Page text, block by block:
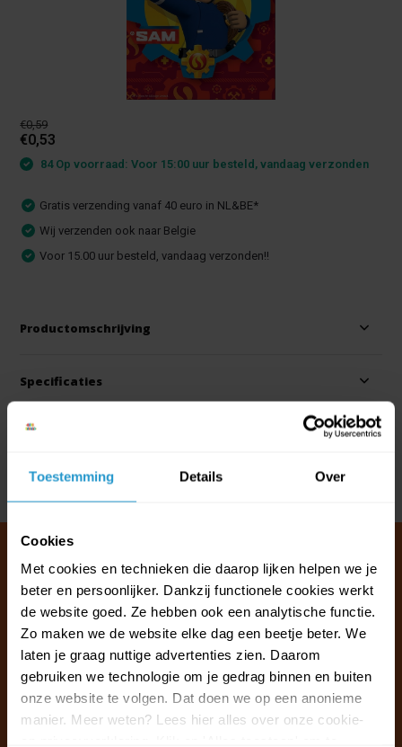
Toestemming Details Over
Cookies
Met cookies en technieken die daarop lijken helpen we je
beter en persoonlijker. Dankzij functionele cookies werkt
de website goed. Ze hebben ook een analytische functie.
Zo maken we de website elke dag een beetje beter. We
laten je graag nuttige advertenties zien. Daarom
gebruiken we technologie om je gedrag binnen en buiten
onze website te volgen. Dat doen we op een anonieme
manier. Meer weten? Lees hier alles over onze cookie-
€0,59
€0,53
84 Op voorraad: Voor 15:00 uur besteld, vandaag verzonden
Gratis verzending vanaf 40 euro in NL&BE*
Wij verzenden ook naar Belgie
Voor 15.00 uur besteld, vandaag verzonden!!
Productomschrijving
Specificaties
Reviews
Delen
Klantenservice & FAQ
Wij staan voor u klaar.
Ma t/m vr van 09:30 - 16:00 telefonisch
+31 (0)13 785 62 41